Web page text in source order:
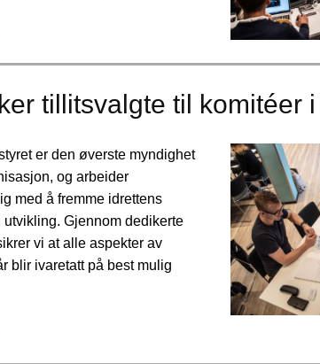
tillitsvalgte til komitéer
er den øverste myndighet
og arbeider
med å fremme idrettens
utvikling. Gjennom dedikerte
vi at alle aspekter av
blir ivaretatt på best mulig